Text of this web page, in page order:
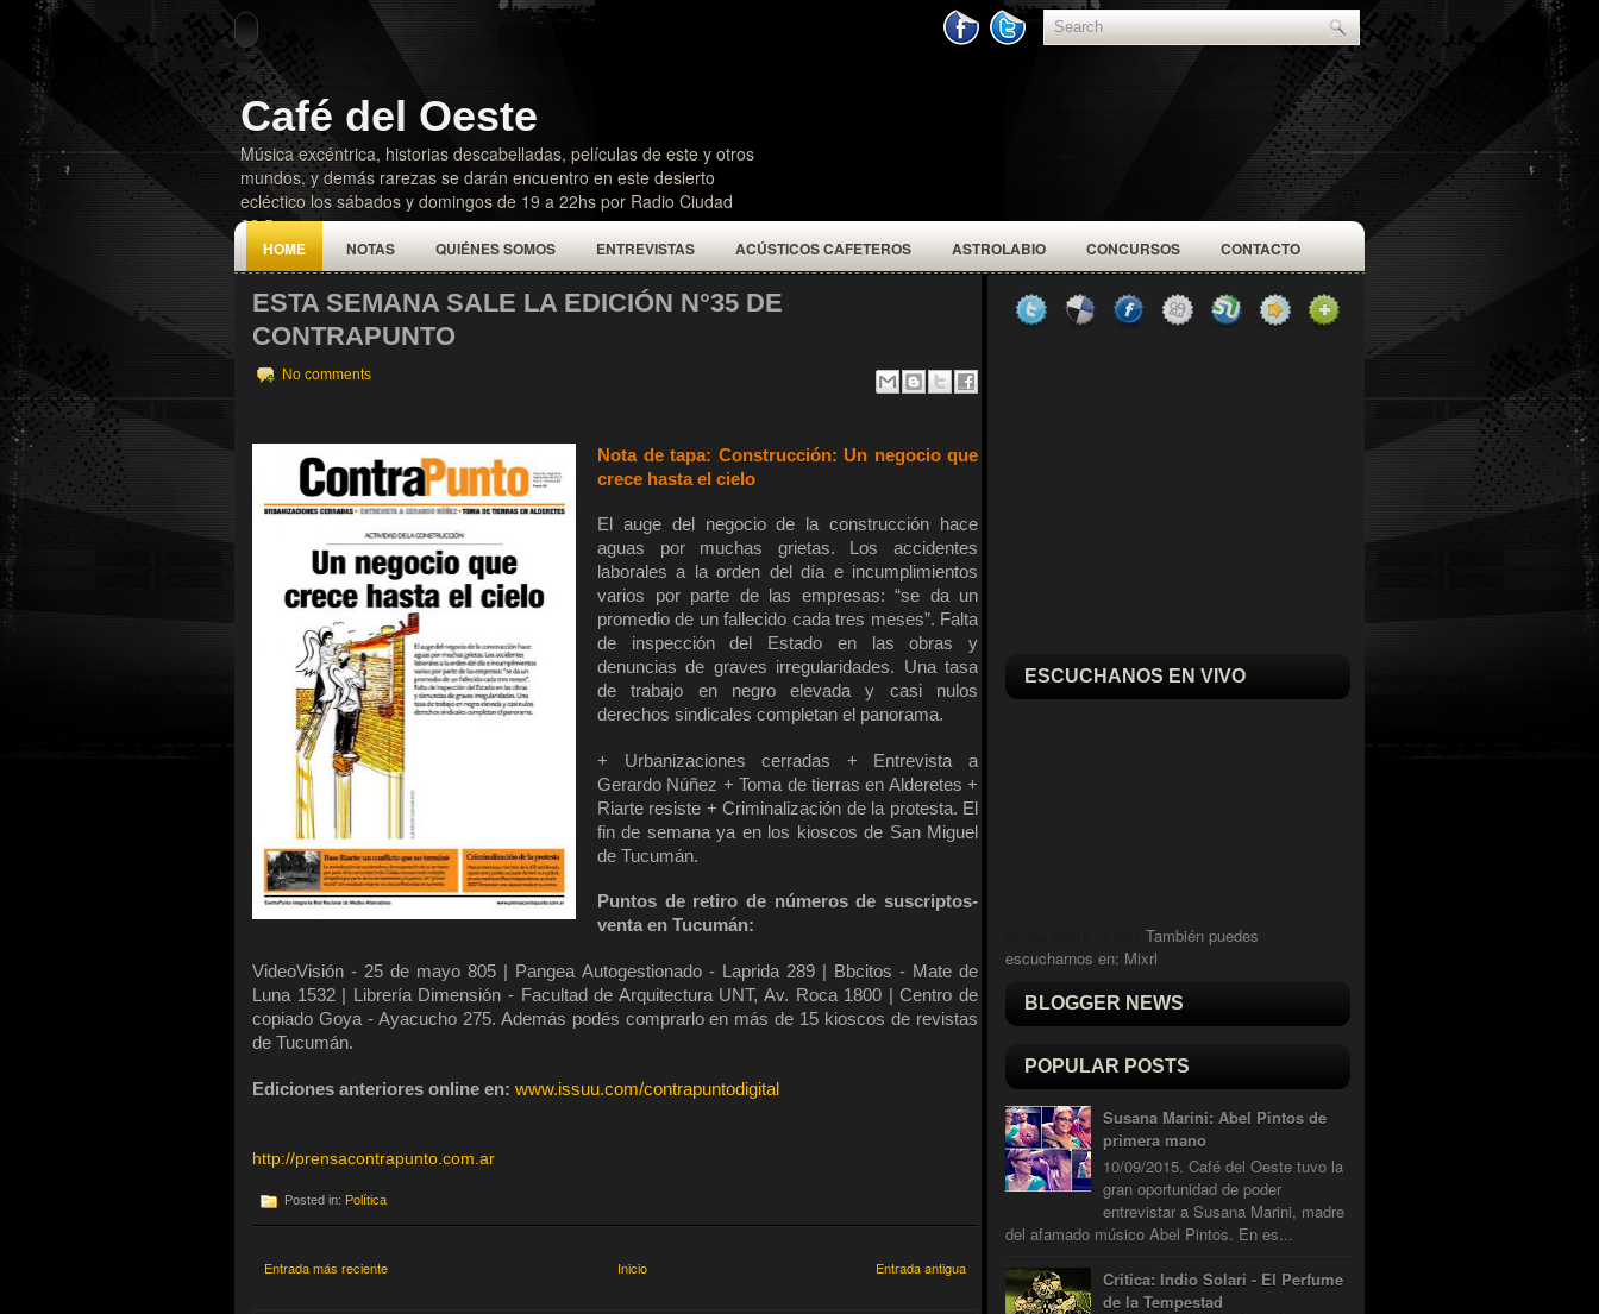
Café del Oeste
Música excéntrica, historias descabelladas, películas de este y otros
mundos, y demás rarezas se darán encuentro en este desierto
ecléctico los sábados y domingos de 19 a 22hs por Radio Ciudad
92.5
HOME NOTAS QUIÉNES SOMOS ENTREVISTAS ACÚSTICOS CAFETEROS ASTROLABIO CONCURSOS CONTACTO
ESTA SEMANA SALE LA EDICIÓN N°35 DE
CONTRAPUNTO
No comments
Nota de tapa: Construcción: Un negocio que
crece hasta el cielo
El auge del negocio de la construcción hace
aguas por muchas grietas. Los accidentes
laborales a la orden del día e incumplimientos
varios por parte de las empresas: “se da un
promedio de un fallecido cada tres meses”. Falta
de inspección del Estado en las obras y
denuncias de graves irregularidades. Una tasa
de trabajo en negro elevada y casi nulos
derechos sindicales completan el panorama.
+ Urbanizaciones cerradas + Entrevista a
Gerardo Núñez + Toma de tierras en Alderetes +
Riarte resiste + Criminalización de la protesta. El
fin de semana ya en los kioscos de San Miguel
de Tucumán.
Puntos de retiro de números de suscriptos-
venta en Tucumán:
VideoVisión - 25 de mayo 805 | Pangea Autogestionado - Laprida 289 | Bbcitos - Mate de
Luna 1532 | Librería Dimensión - Facultad de Arquitectura UNT, Av. Roca 1800 | Centro de
copiado Goya - Ayacucho 275. Además podés comprarlo en más de 15 kioscos de revistas
de Tucumán.
Ediciones anteriores online en: www.issuu.com/contrapuntodigital
http://prensacontrapunto.com.ar
Posted in: Política
Entrada más reciente Entrada antigua
Inicio
ESCUCHANOS EN VIVO
También puedes
escucharnos en: Mixrl
BLOGGER NEWS
POPULAR POSTS
Susana Marini: Abel Pintos de
primera mano
10/09/2015. Café del Oeste tuvo la
gran oportunidad de poder
entrevistar a Susana Marini, madre
del afamado músico Abel Pintos. En es...
Critica: Indio Solari - El Perfume
de la Tempestad